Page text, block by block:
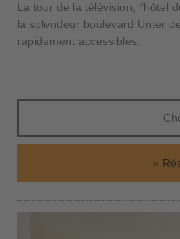
La tour de la télévision, l'hôtel
la splendeur boulevard Unter
rapidement accessibles.